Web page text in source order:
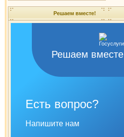
Решаем вместе!
Решаем вместе
Есть вопрос?
Напишите нам